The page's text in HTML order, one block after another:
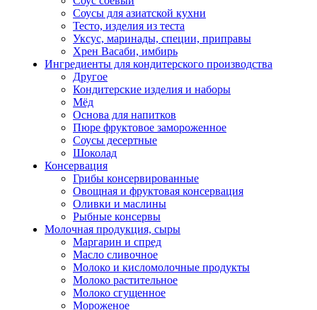
Соусы для азиатской кухни
Тесто, изделия из теста
Уксус, маринады, специи, приправы
Хрен Васаби, имбирь
Ингредиенты для кондитерского производства
Другое
Кондитерские изделия и наборы
Мёд
Основа для напитков
Пюре фруктовое замороженное
Соусы десертные
Шоколад
Консервация
Грибы консервированные
Овощная и фруктовая консервация
Оливки и маслины
Рыбные консервы
Молочная продукция, сыры
Маргарин и спред
Масло сливочное
Молоко и кисломолочные продукты
Молоко растительное
Молоко сгущенное
Мороженое